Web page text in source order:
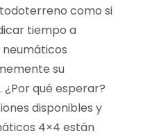
como si
tiempo a
su
qué esperar?
disponibles y
4×4 están